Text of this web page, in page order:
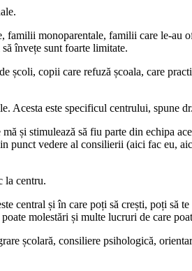
monoparentale, familii care le-au
învețe sunt foarte limitate.
copii care refuză școala, care
Acesta este specificul centrului, spune
și stimulează să fiu parte din echipa
punct vedere al consilierii (aici fac eu,
la centru.
central și în care poți să crești, poți să
molestări și multe lucruri de care
școlară, consiliere psihologică,